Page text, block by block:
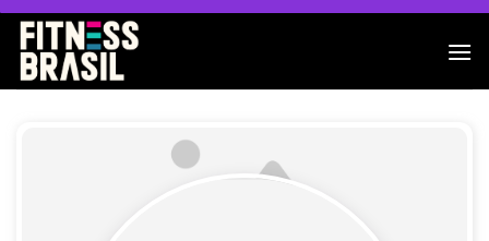
Skip
content